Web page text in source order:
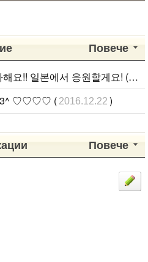
Повече
요!! 일본에서 응원할게요! (
^3^ ♡♡♡♡ ( 2016.12.22 )
Повече